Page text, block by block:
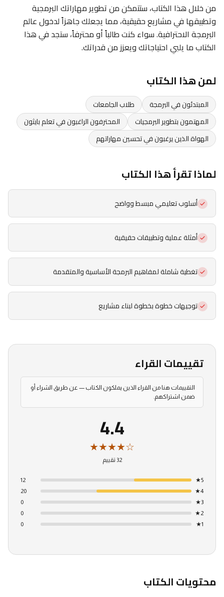
من خلال هذا الكتاب، ستتمكن من تطوير مهاراتك البرمجية
وتطبيقها في مشاريع حقيقية، مما يجعلك جاهزاً لدخول عالم
البرمجة الاحترافية. سواء كنت طالباً أو محترفاً، ستجد في هذا
الكتاب ما يلبي احتياجاتك ويعزز من قدراتك.
لمن هذا الكتاب
المبتدئون في البرمجة
طلاب الجامعات
المهتمون بتطوير البرمجيات
المحترفون الراغبون في تعلم بايثون
الهواة الذين يرغبون في تحسين مهاراتهم
لماذا تقرأ هذا الكتاب
أسلوب تعليمي مبسط وواضح
أمثلة عملية وتطبيقات حقيقية
تغطية شاملة لمفاهيم البرمجة الأساسية والمتقدمة
توجيهات خطوة بخطوة لبناء مشاريع
تقييمات القراء
التقييمات هنا من القراء الذين يملكون الكتاب — عن طريق الشراء أو
ضمن اشتراكهم.
4.4
★★★★☆
32 تقييم
5
★
12
4
★
20
3
★
0
2
★
0
1
★
0
محتويات الكتاب